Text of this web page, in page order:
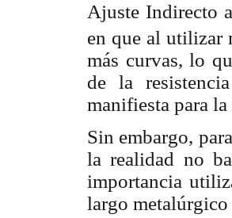
Ajuste Indirecto a
en que al utilizar
más curvas, lo
de la
manifiesta para
Sin embargo,
la realidad no
importancia
largo metalúrgico